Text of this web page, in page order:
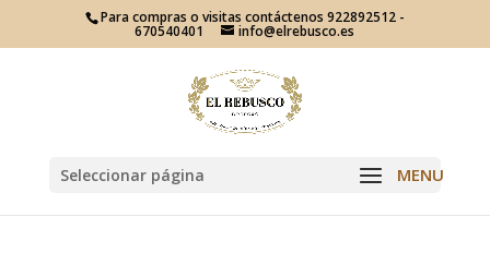
Para compras o visitas contáctenos 922892512 -
670540401 info@elrebusco.es
Seleccionar página